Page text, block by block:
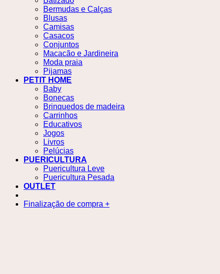
Bermudas e Calças
Blusas
Camisas
Casacos
Conjuntos
Macacão e Jardineira
Moda praia
Pijamas
PETIT HOME
Baby
Bonecas
Brinquedos de madeira
Carrinhos
Educativos
Jogos
Livros
Pelúcias
PUERICULTURA
Puericultura Leve
Puericultura Pesada
OUTLET
Finalização de compra +